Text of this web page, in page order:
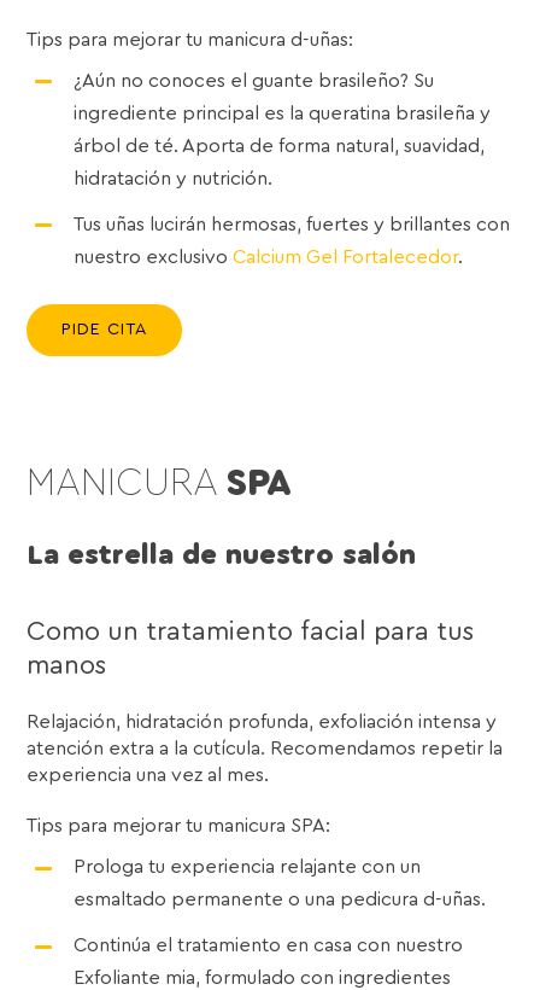
Tips para mejorar tu manicura d-uñas:
¿Aún no conoces el guante brasileño? Su
ingrediente principal es la queratina brasileña y
árbol de té. Aporta de forma natural, suavidad,
hidratación y nutrición.
Tus uñas lucirán hermosas, fuertes y brillantes con
nuestro exclusivo Calcium Gel Fortalecedor.
PIDE CITA
MANICURA SPA
La estrella de nuestro salón
Como un tratamiento facial para tus
manos
Relajación, hidratación profunda, exfoliación intensa y
atención extra a la cutícula. Recomendamos repetir la
experiencia una vez al mes.
Tips para mejorar tu manicura SPA:
Prologa tu experiencia relajante con un
esmaltado permanente o una pedicura d-uñas.
Continúa el tratamiento en casa con nuestro
Exfoliante mia, formulado con ingredientes